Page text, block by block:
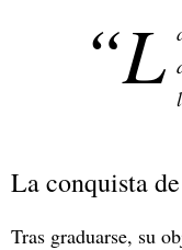
“L
La conquista
Tras graduarse, su